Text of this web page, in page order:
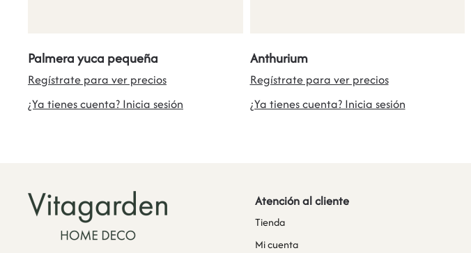
Palmera yuca pequeña
Regístrate para ver precios
¿Ya tienes cuenta? Inicia sesión
Anthurium
Regístrate para ver precios
¿Ya tienes cuenta? Inicia sesión
Atención al cliente
Tienda
Mi cuenta